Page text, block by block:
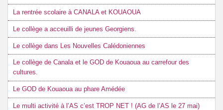
La rentrée scolaire à CANALA et KOUAOUA
Le collège a acceuilli de jeunes Georgiens.
Le collège dans Les Nouvelles Calédoniennes
Le collège de Canala et le GOD de Kouaoua au carrefour des
cultures.
Le GOD de Kouaoua au phare Amédée
Le multi activité à l’AS c’est TROP NET ! (AG de l’AS le 27 mai)